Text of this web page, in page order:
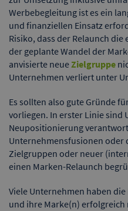
Werbebegleitung ist es ein
und finanziellen Einsatz
Risiko, dass der Relaunch
der geplante Wandel der
anvisierte neueZielgruppe
Unternehmen verliert unter
Es sollten also gute Gründe
vorliegen. In erster Linie sind
Neupositionierung
Unternehmensfusionen oder
Zielgruppen oder neuer
einen Marken-Relaunch
Viele Unternehmen haben
und ihre Marke(n)